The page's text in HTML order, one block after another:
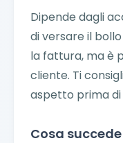
Dipende dagli
di versare il
la fattura, ma è
cliente. Ti
aspetto prima
Cosa